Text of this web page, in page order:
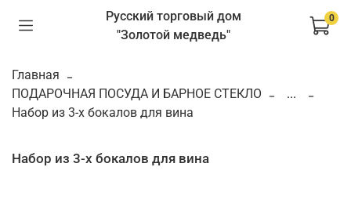
Русский торговый дом
"Золотой медведь"
0
Главная
ПОДАРОЧНАЯ ПОСУДА И БАРНОЕ СТЕКЛО
...
Набор из 3-х бокалов для вина
Набор из 3-х бокалов для вина